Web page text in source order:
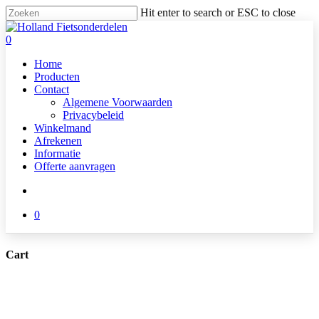
Skip
to
main
Hit enter to search or ESC to close
Close
Search
search
0
Home
Producten
Contact
Algemene Voorwaarden
Privacybeleid
Winkelmand
Afrekenen
Informatie
Offerte aanvragen
0
Cart